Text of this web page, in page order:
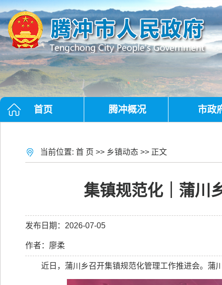
首页 腾冲概况 市政
当前位置: 首 页 >> 乡镇动态 >> 正文
集镇规范化｜蒲川
发布日期：2026-07-05
作者：廖柔
近日，蒲川乡召开集镇规范化管理工作推进会。蒲